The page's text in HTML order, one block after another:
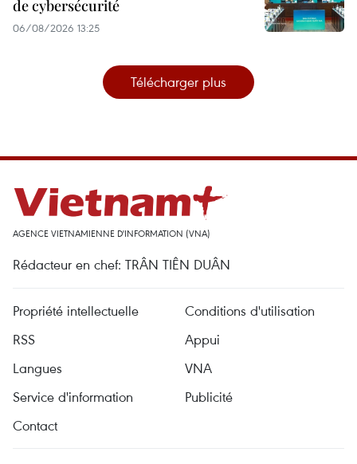
de cybersécurité
06/08/2026 13:25
Télécharger plus
AGENCE VIETNAMIENNE D'INFORMATION (VNA)
Rédacteur en chef: TRÂN TIÊN DUÂN
Propriété intellectuelle
Conditions d'utilisation
RSS
Appui
Langues
VNA
Service d'information
Publicité
Contact